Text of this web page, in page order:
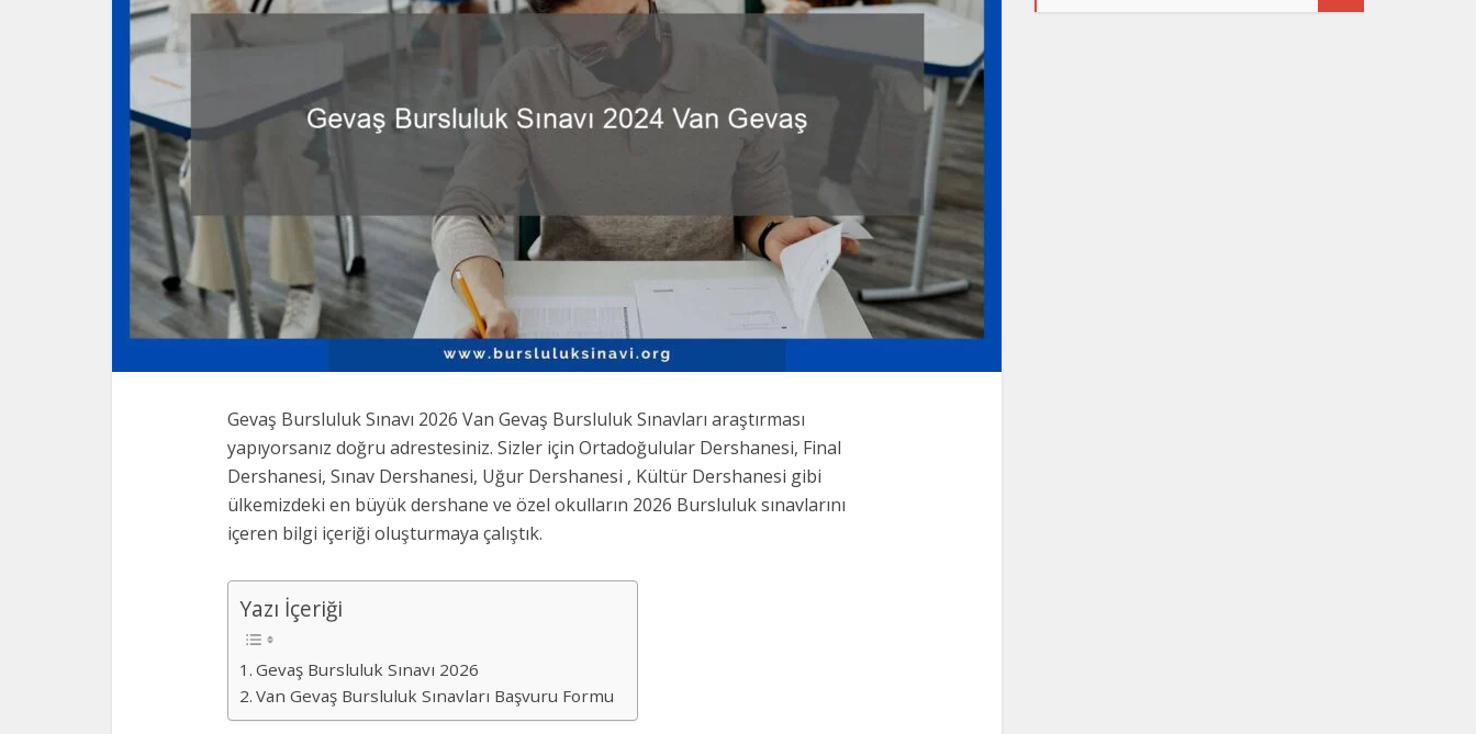
Gevaş Bursluluk Sınavı 2026 Van Gevaş Bursluluk Sınavları araştırması
yapıyorsanız doğru adrestesiniz. Sizler için Ortadoğulular Dershanesi, Final
Dershanesi, Sınav Dershanesi, Uğur Dershanesi , Kültür Dershanesi gibi
ülkemizdeki en büyük dershane ve özel okulların 2026 Bursluluk sınavlarını
içeren bilgi içeriği oluşturmaya çalıştık.
Yazı İçeriği
Gevaş Bursluluk Sınavı 2026
Van Gevaş Bursluluk Sınavları Başvuru Formu